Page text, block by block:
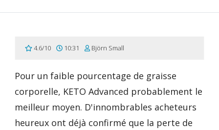
4.6/10 10:31 Björn Small
Pour un faible pourcentage de graisse
corporelle, KETO Advanced probablement le
meilleur moyen. D'innombrables acheteurs
heureux ont déjà confirmé que la perte de